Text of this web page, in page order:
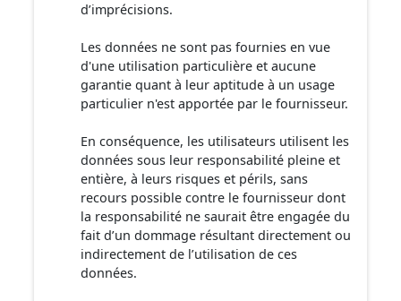
d’imprécisions.
Les données ne sont pas fournies en vue
d'une utilisation particulière et aucune
garantie quant à leur aptitude à un usage
particulier n'est apportée par le fournisseur.
En conséquence, les utilisateurs utilisent les
données sous leur responsabilité pleine et
entière, à leurs risques et périls, sans
recours possible contre le fournisseur dont
la responsabilité ne saurait être engagée du
fait d’un dommage résultant directement ou
indirectement de l’utilisation de ces
données.